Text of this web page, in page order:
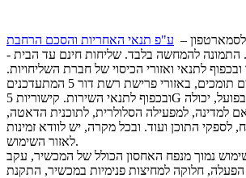
– ע"פ תנאי האחריות והסכם הרחבת
. התמונה להמחשה בלבד. שליחות חינם עד הבית -
לתנאי ואזורי הכיסוי של חברת השליחויות.
תומך דור 5- במסלולים תומכים, באזורי פרישת רשת דור 5 המתעדכנים
ובכפוף לתנאי השירות. קישוריות 5G ומהירות הרשת בפועל, יכולה
למדינה, למפעילה הסלולרית, לתוכנית הדאטה,
לספקי התוכן ועוד. ובכל מקרה, יש לוודא זמינות
לאזור השימוש.
נמוך מנפח האחסון הכולל של המכשיר, עקב
חלוקה למחיצות פנימיות במכשיר, התקנת